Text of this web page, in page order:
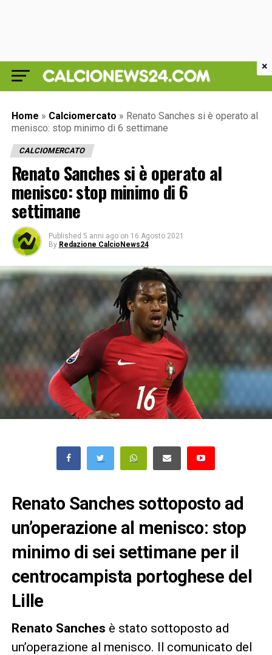
Home » Calciomercato » Renato Sanches si è operato al
menisco: stop minimo di 6 settimane
CALCIOMERCATO
Renato Sanches si è operato al
menisco: stop minimo di 6
settimane
Published 5 anni ago on 16 Agosto 2021
By Redazione CalcioNews24
Renato Sanches sottoposto ad
un’operazione al menisco: stop
minimo di sei settimane per il
centrocampista portoghese del
Lille
Renato Sanches è stato sottoposto ad
un’operazione al menisco. Il comunicato del
×